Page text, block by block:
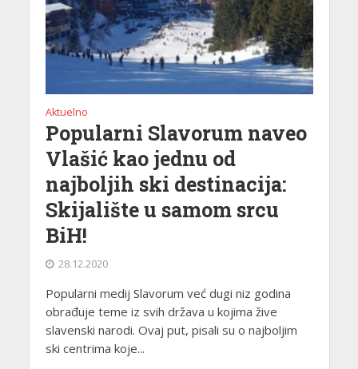
Aktuelno
Popularni Slavorum naveo
Vlašić kao jednu od
najboljih ski destinacija:
Skijalište u samom srcu
BiH!
28.12.2020
Popularni medij Slavorum već dugi niz godina
obrađuje teme iz svih država u kojima žive
slavenski narodi. Ovaj put, pisali su o najboljim
ski centrima koje...